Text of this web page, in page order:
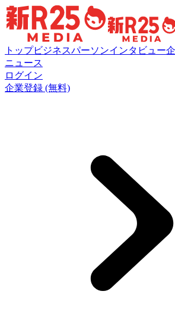
トップビジネスパーソンインタビュー
ニュース
ログイン
企業登録 (無料)